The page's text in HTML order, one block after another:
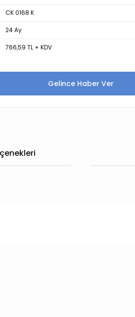
CK 0168 K
24 Ay
766,59 TL + KDV
Gelince Haber Ver